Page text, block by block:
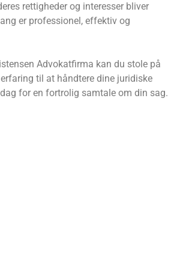
rettigheder og interesser bliver
er professionel, effektiv og
Advokatfirma kan du stole på
til at håndtere dine juridiske
for en fortrolig samtale om din sag.